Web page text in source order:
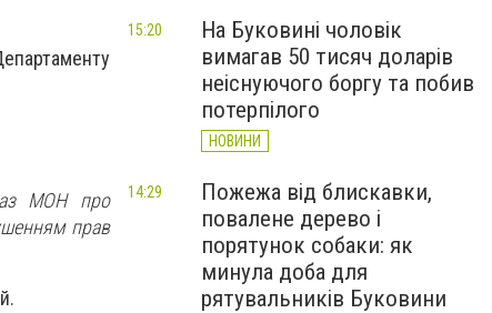
МОН про
прав
На Буковині чоловік
вимагав 50 тисяч доларів
неіснуючого боргу та побив
потерпілого
НОВИНИ
15:20
Пожежа від блискавки,
повалене дерево і
порятунок собаки: як
минула доба для
рятувальників Буковини
14:29